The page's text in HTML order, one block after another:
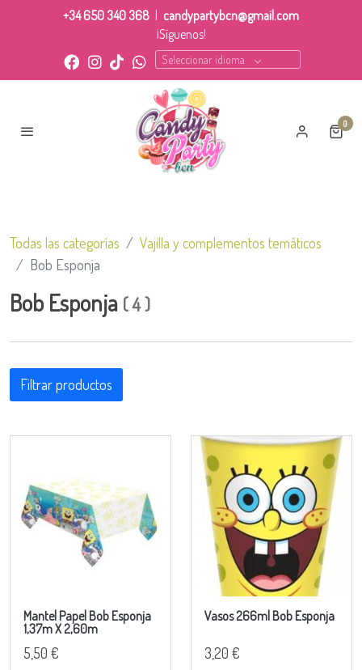
+34 650 340 368
candypartybcn@gmail.com
¡Síguenos!
Seleccionar idioma
0
Todas las categorías
Vajilla y complementos temáticos
Bob Esponja
Bob Esponja (4)
Filtrar productos
Mantel Papel Bob Esponja
1,37m X 2,60m
5,50 €
Vasos 266ml Bob Esponja
3,20 €